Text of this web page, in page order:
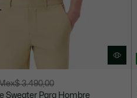
3.490,00
Sweater Para Hombre